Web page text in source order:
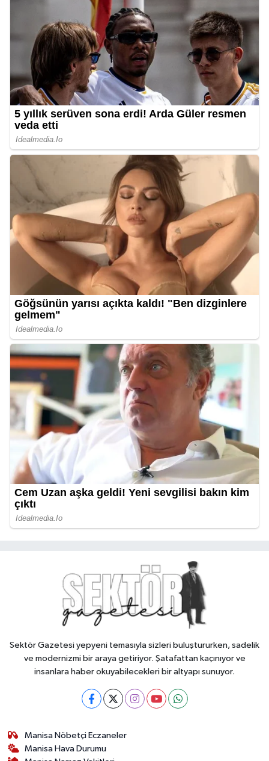
Sektör Gazetesi yepyeni temasıyla sizleri buluştururken, sadelik
ve modernizmi bir araya getiriyor. Şatafattan kaçınıyor ve
insanlara haber okuyabilecekleri bir altyapı sunuyor.
Manisa Nöbetçi Eczaneler
Manisa Hava Durumu